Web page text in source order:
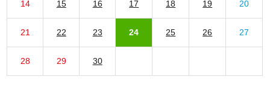
14 15 16 17 18 19 20
21 22 23 24 25 26 27
28 29 30